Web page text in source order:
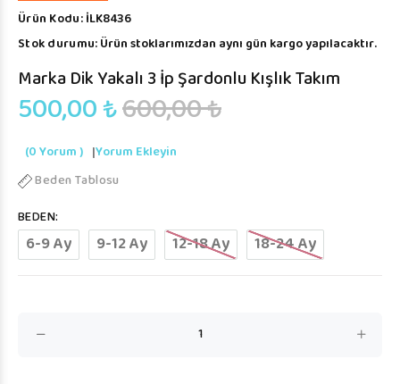
Ürün Kodu:İLK8436
Stok durumu:Ürün stoklarımızdan aynı gün kargo yapılacaktır.
Marka Dik Yakalı 3 İp Şardonlu Kışlık Takım
500,00 ₺600,00 ₺
(0 Yorum ) |Yorum Ekleyin
Beden Tablosu
BEDEN:
6-9 Ay 9-12 Ay 12-18 Ay 18-24 Ay